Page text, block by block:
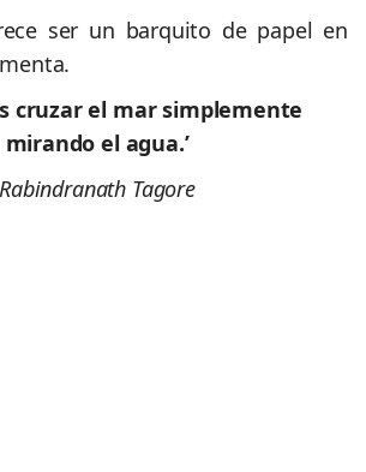
ser un barquito de papel en
cruzar el mar simplemente
mirando el agua.’
Rabindranath Tagore